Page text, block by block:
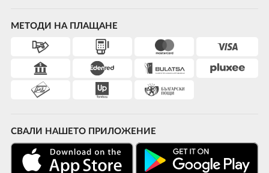
МЕТОДИ НА ПЛАЩАНЕ
СВАЛИ НАШЕТО ПРИЛОЖЕНИЕ